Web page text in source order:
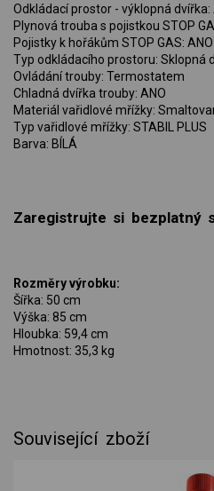
Odkládací prostor - výklopná dvířka:
Plynová trouba s pojistkou STOP
Pojistky k hořákům STOP GAS: ANO
Typ odkládacího prostoru: Sklopná
Ovládání trouby: Termostatem
Chladná dvířka trouby: ANO
Materiál vařidlové mřížky:
Typ vařidlové mřížky: STABIL PLUS
Barva: BÍLÁ
Zaregistrujte si bezplatný
Rozměry výrobku:
Šířka: 50 cm
Výška: 85 cm
Hloubka: 59,4 cm
Hmotnost: 35,3 kg
Související zboží